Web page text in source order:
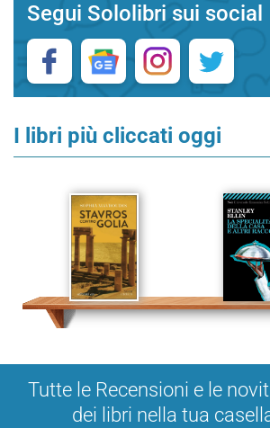
Segui Sololibri sui social
I libri più cliccati oggi
Tutte le Recensioni e le
dei libri nella tua